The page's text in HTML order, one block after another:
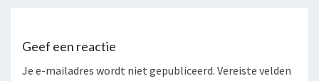
Geef een reactie
Je e-mailadres wordt niet gepubliceerd. Vereiste velden